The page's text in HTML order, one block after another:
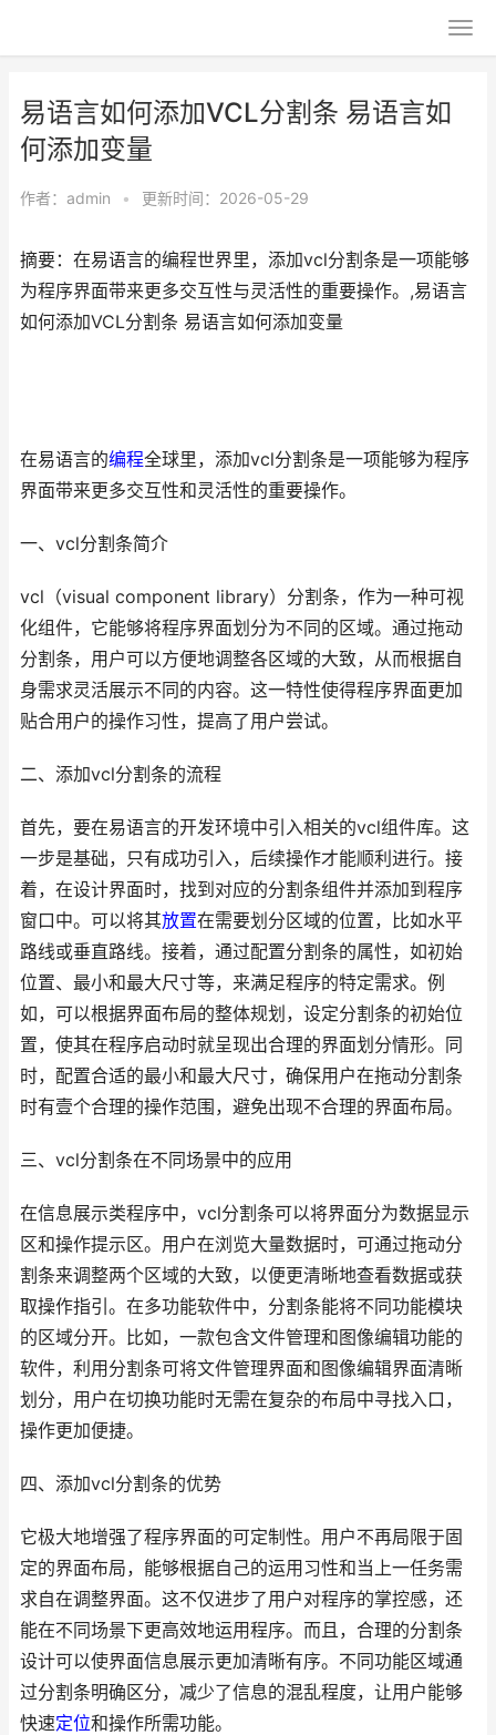
易语言如何添加VCL分割条 易语言如
何添加变量
作者： admin • 更新时间：2026-05-29
摘要：在易语言的编程世界里，添加vcl分割条是一项能够
为程序界面带来更多交互性与灵活性的重要操作。,易语言
如何添加VCL分割条 易语言如何添加变量
在易语言的编程全球里，添加vcl分割条是一项能够为程序
界面带来更多交互性和灵活性的重要操作。
一、vcl分割条简介
vcl（visual component library）分割条，作为一种可视
化组件，它能够将程序界面划分为不同的区域。通过拖动
分割条，用户可以方便地调整各区域的大致，从而根据自
身需求灵活展示不同的内容。这一特性使得程序界面更加
贴合用户的操作习性，提高了用户尝试。
二、添加vcl分割条的流程
首先，要在易语言的开发环境中引入相关的vcl组件库。这
一步是基础，只有成功引入，后续操作才能顺利进行。接
着，在设计界面时，找到对应的分割条组件并添加到程序
窗口中。可以将其放置在需要划分区域的位置，比如水平
路线或垂直路线。接着，通过配置分割条的属性，如初始
位置、最小和最大尺寸等，来满足程序的特定需求。例
如，可以根据界面布局的整体规划，设定分割条的初始位
置，使其在程序启动时就呈现出合理的界面划分情形。同
时，配置合适的最小和最大尺寸，确保用户在拖动分割条
时有壹个合理的操作范围，避免出现不合理的界面布局。
三、vcl分割条在不同场景中的应用
在信息展示类程序中，vcl分割条可以将界面分为数据显示
区和操作提示区。用户在浏览大量数据时，可通过拖动分
割条来调整两个区域的大致，以便更清晰地查看数据或获
取操作指引。在多功能软件中，分割条能将不同功能模块
的区域分开。比如，一款包含文件管理和图像编辑功能的
软件，利用分割条可将文件管理界面和图像编辑界面清晰
划分，用户在切换功能时无需在复杂的布局中寻找入口，
操作更加便捷。
四、添加vcl分割条的优势
它极大地增强了程序界面的可定制性。用户不再局限于固
定的界面布局，能够根据自己的运用习性和当上一任务需
求自在调整界面。这不仅进步了用户对程序的掌控感，还
能在不同场景下更高效地运用程序。而且，合理的分割条
设计可以使界面信息展示更加清晰有序。不同功能区域通
过分割条明确区分，减少了信息的混乱程度，让用户能够
快速定位和操作所需功能。